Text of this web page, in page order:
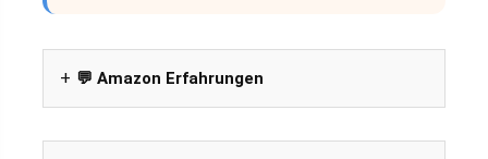
💬 Amazon Erfahrungen